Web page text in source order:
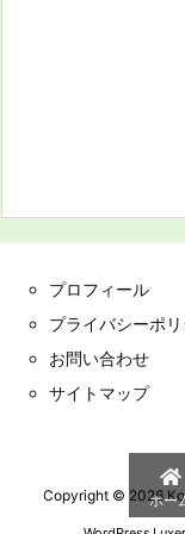
プロフィール
プライバシーポ
お問い合わせ
サイトマップ
Copyright © 2026ホー